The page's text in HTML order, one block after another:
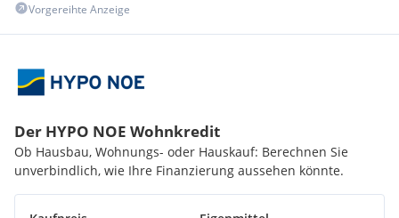
Vorgereihte Anzeige
Der HYPO NOE Wohnkredit
Ob Hausbau, Wohnungs- oder Hauskauf: Berechnen Sie
unverbindlich, wie Ihre Finanzierung aussehen könnte.